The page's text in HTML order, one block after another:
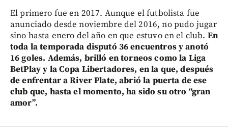
El primero fue en 2017. Aunque el futbolista fue
anunciado desde noviembre del 2016, no pudo jugar
sino hasta enero del año en que estuvo en el club. En
toda la temporada disputó 36 encuentros y anotó
16 goles. Además, brilló en torneos como la Liga
BetPlay y la Copa Libertadores, en la que, después
de enfrentar a River Plate, abrió la puerta de ese
club que, hasta el momento, ha sido su otro “gran
amor”.